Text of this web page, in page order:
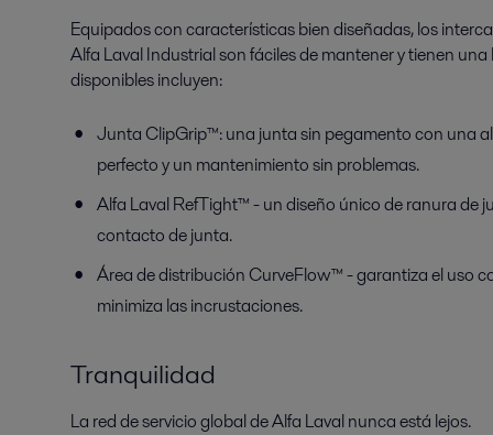
Equipados con características bien diseñadas, los
Alfa Laval Industrial son fáciles de mantener y tienen
disponibles incluyen:
Junta ClipGrip™: una junta sin pegamento con una
perfecto y un mantenimiento sin problemas.
Alfa Laval RefTight™ - un diseño único de ranura de
contacto de junta.
Área de distribución CurveFlow™ - garantiza el uso
minimiza las incrustaciones.
Tranquilidad
La red de servicio global de Alfa Laval nunca está lejos.